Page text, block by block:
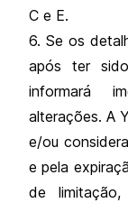
C e E.
6. Se os
após ter
informará
alterações. A
e/ou
e pela
de